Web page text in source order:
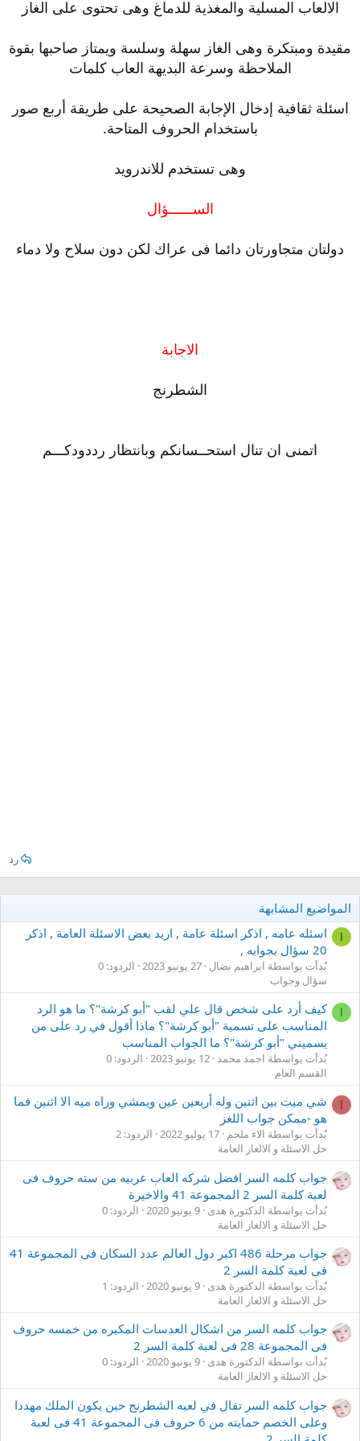
الالعاب المسلية والمغذية للدماغ وهى تحتوى على الغاز
مقيدة ومبتكرة وهى الغاز سهلة وسلسة ويمتاز صاحبها بقوة
الملاحظة وسرعة البديهة العاب كلمات
اسئلة ثقافية إدخال الإجابة الصحيحة على طريقة أربع صور
باستخدام الحروف المتاحة.
وهى تستخدم للاندرويد
الســــــؤال
دولتان متجاورتان دائما فى عراك لكن دون سلاح ولا دماء
الاجابة
الشطرنج
اتمنى ان تنال استحــسانكم وبانتظار رددودكـــم
رد
المواضيع المشابهة
ا
اسئله عامه , اذكر اسئلة عامة , اريد بعض الاسئلة العامة , اذكر
20 سؤال بجوابه ,
بُدأت بواسطة ابراهيم نضال 27 يونيو 2023
الردود: 0
سؤال وجواب
ا
كيف أرد على شخص قال علي لقب "أبو كرشة"؟ ما هو الرد
المناسب على تسمية "أبو كرشة"؟ ماذا أقول في رد على من
يسميني "أبو كرشة"؟ ما الجواب المناسب
بُدأت بواسطة احمد محمد 12 يونيو 2023
الردود: 0
القسم العام
ا
شي ميت بين اثنين وله أربعين عين ويمشي وراه ميه الا اثنين فما
هو -ممكن جواب اللغز
بُدأت بواسطة الاء ملحم 17 يوليو 2022
الردود: 2
حل الاسئلة و الالغاز العامة
جواب كلمه السر افضل شركه العاب عربيه من سته حروف فى
لعبة كلمة السر 2 المجموعة 41 والاخيرة
بُدأت بواسطة الدكتورة هدى 9 يونيو 2020
الردود: 0
حل الاسئلة و الالغاز العامة
جواب مرحلة 486 اكبر دول العالم عدد السكان فى المجموعة 41
فى لعبة كلمة السر 2
بُدأت بواسطة الدكتورة هدى 9 يونيو 2020
الردود: 1
حل الاسئلة و الالغاز العامة
جواب كلمه السر من اشكال العدسات المكبره من خمسه حروف
فى المجموعة 28 فى لعبة كلمة السر 2
بُدأت بواسطة الدكتورة هدى 9 يونيو 2020
الردود: 0
حل الاسئلة و الالغاز العامة
جواب كلمه السر تقال في لعبه الشطرنج حين يكون الملك مهددا
وعلى الخصم حمايته من 6 حروف فى المجموعة 41 فى لعبة